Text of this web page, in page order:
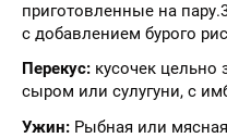
приготовленные на
с добавлением бурого
Перекус: кусочек цельно
сыром или сулугуни, с
Ужин: Рыбная или